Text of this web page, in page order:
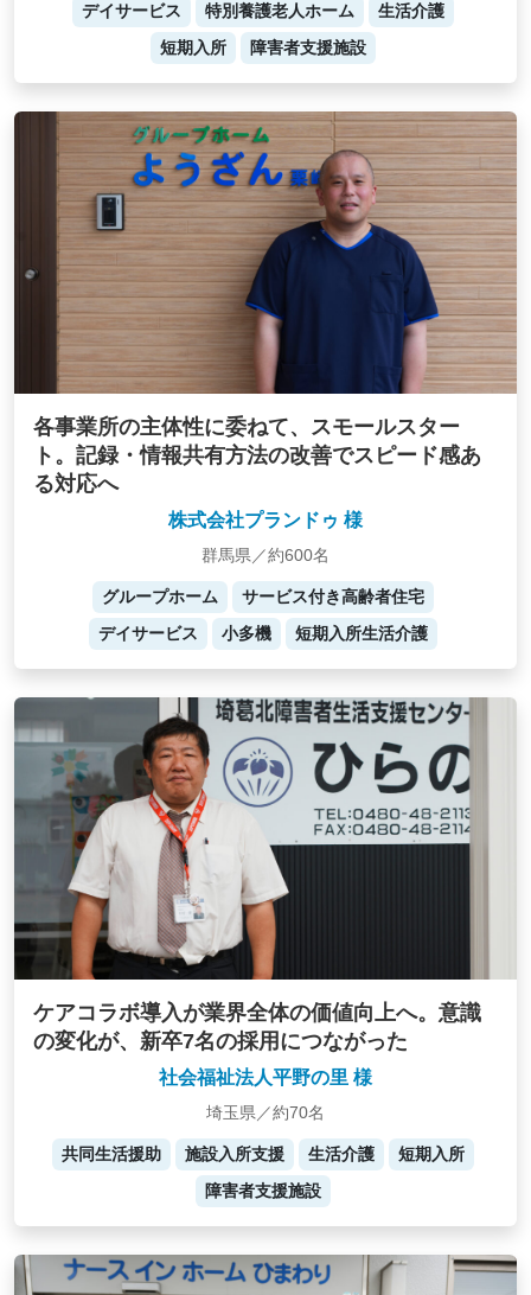
デイサービス 特別養護老人ホーム
生活介護
短期入所
障害者支援施設
各事業所の主体性に委ねて、スモールスター
ト。記録・情報共有方法の改善でスピード感あ
る対応へ
株式会社プランドゥ 様
群馬県／約600名
グループホーム
サービス付き高齢者住宅
デイサービス
小多機 短期入所生活介護
ケアコラボ導入が業界全体の価値向上へ。意識
の変化が、新卒7名の採用につながった
社会福祉法人平野の里 様
埼玉県／約70名
共同生活援助 施設入所支援 生活介護
短期入所
障害者支援施設